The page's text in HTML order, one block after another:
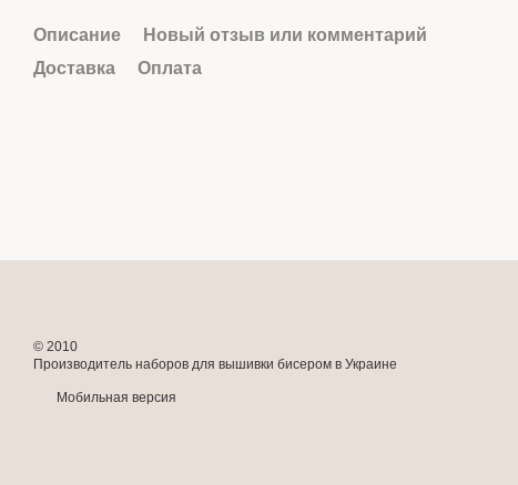
Описание
Новый отзыв или комментарий
Доставка
Оплата
© 2010
Производитель наборов для вышивки бисером в Украине
Мобильная версия